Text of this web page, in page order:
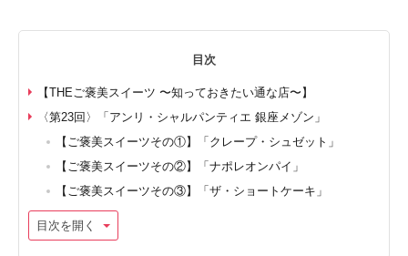
目次
【THEご褒美スイーツ 〜知っておきたい通な店〜】
〈第23回〉「アンリ・シャルパンティエ 銀座メゾン」
【ご褒美スイーツその①】「クレープ・シュゼット」
【ご褒美スイーツその②】「ナポレオンパイ」
【ご褒美スイーツその③】「ザ・ショートケーキ」
目次を開く